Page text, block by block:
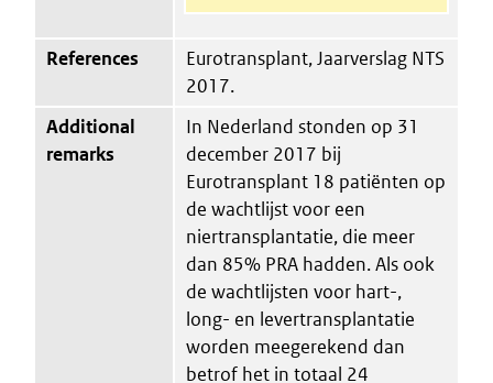
References
Eurotransplant, Jaarverslag NTS
2017.
Additional
remarks
In Nederland stonden op 31
december 2017 bij
Eurotransplant 18 patiënten op
de wachtlijst voor een
niertransplantatie, die meer
dan 85% PRA hadden. Als ook
de wachtlijsten voor hart-,
long- en levertransplantatie
worden meegerekend dan
betrof het in totaal 24